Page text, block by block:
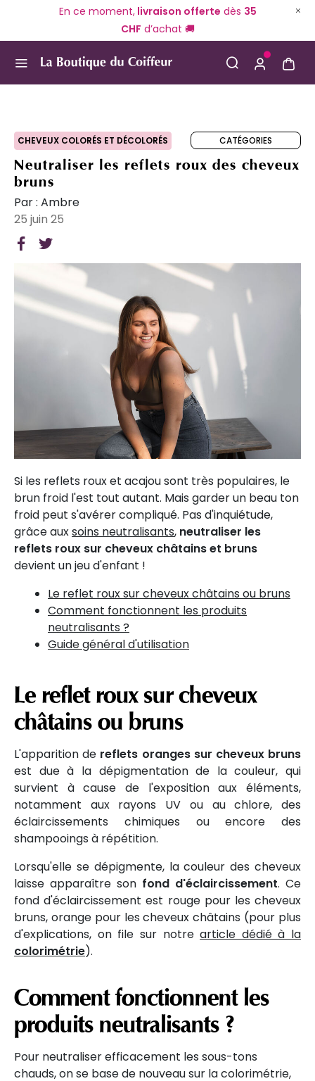
En ce moment,livraison offerte dès 35
CHF d’achat 🚚
CATÉGORIES
CHEVEUX COLORÉS ET DÉCOLORÉS
Neutraliser les reflets roux des cheveux
bruns
Par : Ambre
25 juin 25
Si les reflets roux et acajou sont très populaires, le
brun froid l'est tout autant. Mais garder un beau ton
froid peut s'avérer compliqué. Pas d'inquiétude,
grâce auxsoins neutralisants, neutraliser les
reflets roux sur cheveux châtains et bruns
devient un jeu d'enfant !
Le reflet roux sur cheveux châtains ou bruns
Comment fonctionnent les produits
neutralisants ?
Guide général d'utilisation
Le reflet roux sur cheveux
châtains ou bruns
L'apparition de reflets oranges sur cheveux bruns
est due à la dépigmentation de la couleur, qui
survient à cause de l'exposition aux éléments,
notamment aux rayons UV ou au chlore, des
éclaircissements chimiques ou encore des
shampooings à répétition.
Lorsqu'elle se dépigmente, la couleur des cheveux
laisse apparaître son fond d'éclaircissement. Ce
fond d'éclaircissement est rouge pour les cheveux
bruns, orange pour les cheveux châtains (pour plus
d'explications, on file sur notrearticle dédié à la
colorimétrie).
Comment fonctionnent les
produits neutralisants ?
Pour neutraliser efficacement les sous-tons
chauds, on se base de nouveau sur la colorimétrie,